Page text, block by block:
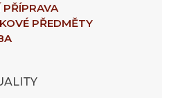
PŘÍPRAVA
PŘEDMĚTY